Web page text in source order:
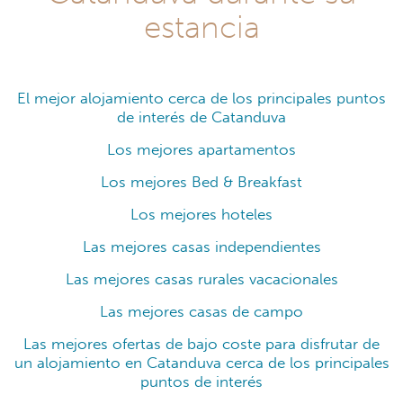
estancia
El mejor alojamiento cerca de los principales puntos
de interés de Catanduva
Los mejores apartamentos
Los mejores Bed & Breakfast
Los mejores hoteles
Las mejores casas independientes
Las mejores casas rurales vacacionales
Las mejores casas de campo
Las mejores ofertas de bajo coste para disfrutar de
un alojamiento en Catanduva cerca de los principales
puntos de interés